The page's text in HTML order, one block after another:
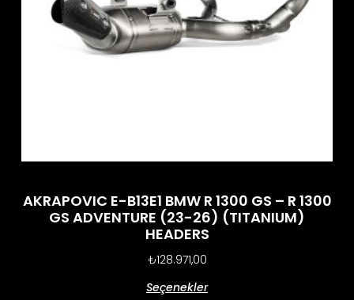
AKRAPOVIC E-B13E1 BMW R 1300 GS – R 1300
GS ADVENTURE (23-26) (TITANIUM)
HEADERS
₺128.971,00
Seçenekler